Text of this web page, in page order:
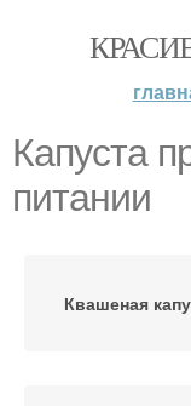
Капуста
питании
Квашеная